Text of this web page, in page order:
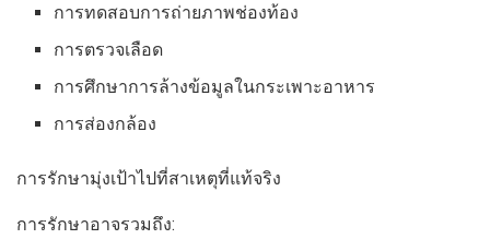
การทดสอบการถ่ายภาพช่องท้อง
การตรวจเลือด
การศึกษาการล้างข้อมูลในกระเพาะอาหาร
การส่องกล้อง
การรักษามุ่งเป้าไปที่สาเหตุที่แท้จริง
การรักษาอาจรวมถึง: